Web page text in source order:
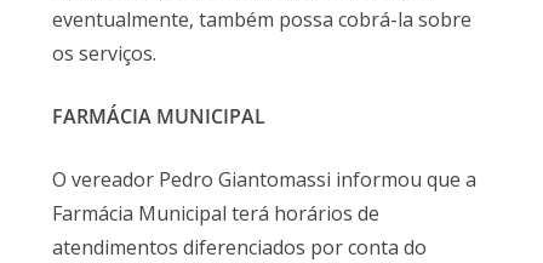
eventualmente, também possa cobrá-la sobre
os serviços.
FARMÁCIA MUNICIPAL
O vereador Pedro Giantomassi informou que a
Farmácia Municipal terá horários de
atendimentos diferenciados por conta do